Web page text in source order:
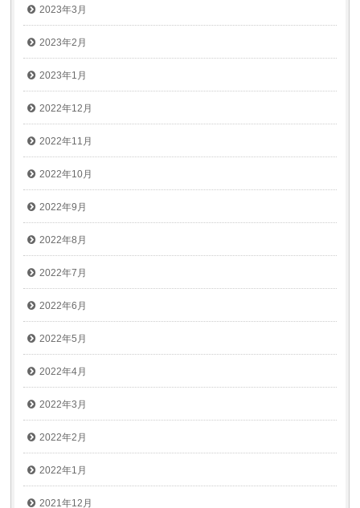
2023年3月
2023年2月
2023年1月
2022年12月
2022年11月
2022年10月
2022年9月
2022年8月
2022年7月
2022年6月
2022年5月
2022年4月
2022年3月
2022年2月
2022年1月
2021年12月